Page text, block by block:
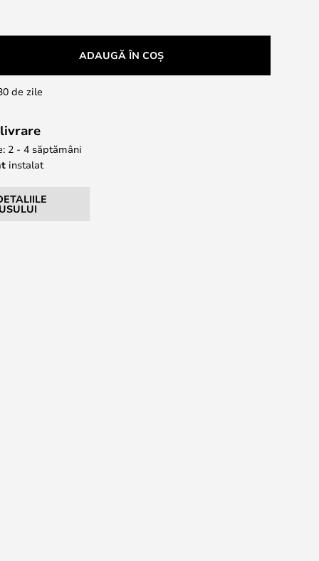
ADAUGĂ ÎN COȘ
de zile
2 - 4 săptămâni
instalat